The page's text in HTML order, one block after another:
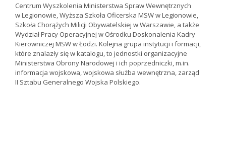
Centrum Wyszkolenia Ministerstwa Spraw Wewnętrznych
w Legionowie, Wyższa Szkoła Oficerska MSW w Legionowie,
Szkoła Chorążych Milicji Obywatelskiej w Warszawie, a także
Wydział Pracy Operacyjnej w Ośrodku Doskonalenia Kadry
Kierowniczej MSW w Łodzi. Kolejna grupa instytucji i formacji,
które znalazły się w katalogu, to jednostki organizacyjne
Ministerstwa Obrony Narodowej i ich poprzedniczki, m.in.
informacja wojskowa, wojskowa służba wewnętrzna, zarząd
II Sztabu Generalnego Wojska Polskiego.